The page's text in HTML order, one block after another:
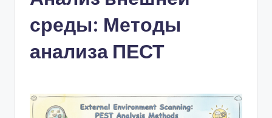
среды: Методы
анализа ПЕСТ